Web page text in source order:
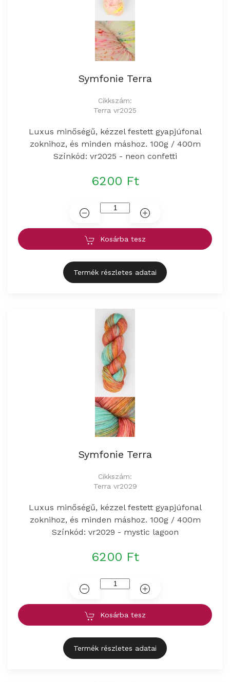
Symfonie Terra
Cikkszám:
Terra vr2025
Luxus minőségű, kézzel festett gyapjúfonal
zoknihoz, és minden máshoz. 100g / 400m
Színkód: vr2025 - neon confetti
6200 Ft
Kosárba tesz
Termék részletes adatai
Symfonie Terra
Cikkszám:
Terra vr2029
Luxus minőségű, kézzel festett gyapjúfonal
zoknihoz, és minden máshoz. 100g / 400m
Színkód: vr2029 - mystic lagoon
6200 Ft
Kosárba tesz
Termék részletes adatai